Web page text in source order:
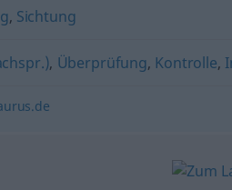
, Sichtung
, Überprüfung, Kontrolle,